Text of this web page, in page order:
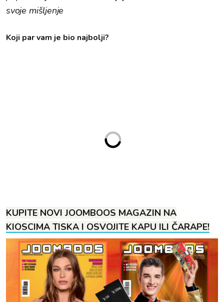
svoje mišljenje
Koji par vam je bio najbolji?
KUPITE NOVI JOOMBOOS MAGAZIN NA
KIOSCIMA TISKA I OSVOJITE KAPU ILI ČARAPE!